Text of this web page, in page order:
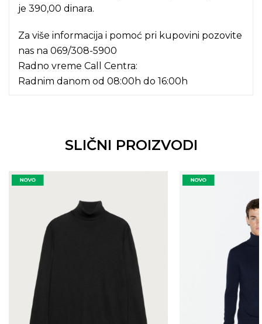
je 390,00 dinara.
Za više informacija i pomoć pri kupovini pozovite
nas na 069/308-5900
Radno vreme Call Centra:
Radnim danom od 08:00h do 16:00h
SLIČNI PROIZVODI